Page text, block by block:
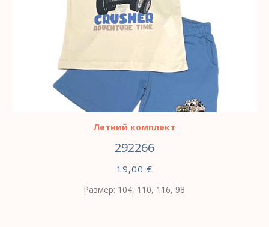
ВЫБЕРИТЕ ПАРАМЕТРЫ
Летний комплект
292266
19,00 €
Размер: 104, 110, 116, 98